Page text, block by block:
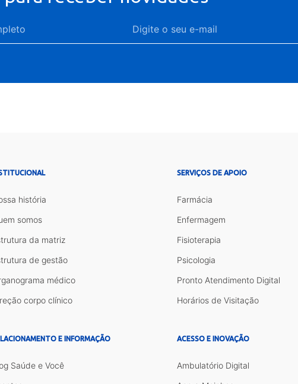
história
somos
da matriz
de gestão
médico
corpo clínico
E INFORMAÇÃO
Saúde e Você
SERVIÇOS DE APOIO
Farmácia
Enfermagem
Fisioterapia
Psicologia
Pronto Atendimento Digital
Horários de Visitação
ACESSO E INOVAÇÃO
Ambulatório Digital